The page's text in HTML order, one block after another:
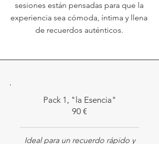
sesiones están pensadas para que la
experiencia sea cómoda, íntima y llena
de recuerdos auténticos.
Pack 1, "la Esencia"
90 €
Ideal para un recuerdo rápido y